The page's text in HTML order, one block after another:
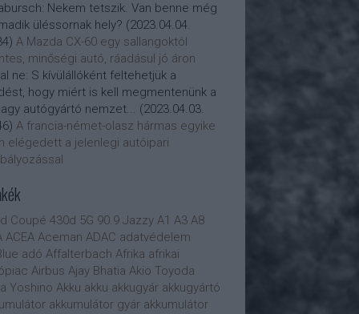
Nekem tetszik. Van benne még
üléssornak hely? (2023.04.04.
) A Mazda CX-60 egy sallangoktól
minőségi autó, ráadásul jó áron
ne: S kívülállóként feltehetjük a
hogy miért is kell megmentenünk a
autógyártó nemzet... (2023.04.03.
) A francia-német-olasz hármas egyike
elégedett a jelenlegi autóipari
Coupé 430d 5G 90.9 Jazzy A1 A3 A8
ACEA Aceman ADAC adatvédelem
adó Affalterbach Afrika afrikai
Airbus Ajay Bhatia Akio Toyoda
Yoshino Akku akku akkugyár akkugyártó
akkumulátor gyár akkumulátor